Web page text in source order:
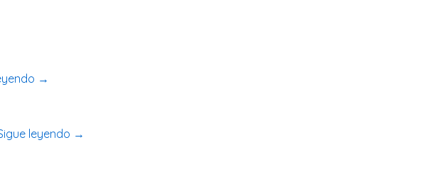
ponles delante uno de estos flanes caseros elaborados con chocolate…
→
leyendo →